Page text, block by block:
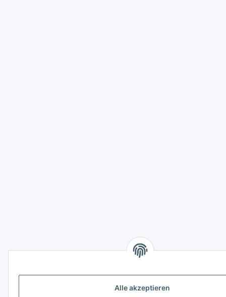
Alle akzeptieren